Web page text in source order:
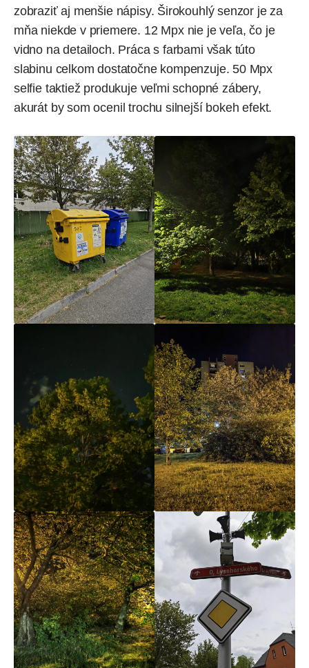
zobraziť aj menšie nápisy. Širokouhlý senzor je za
mňa niekde v priemere. 12 Mpx nie je veľa, čo je
vidno na detailoch. Práca s farbami však túto
slabinu celkom dostatočne kompenzuje. 50 Mpx
selfie taktiež produkuje veľmi schopné zábery,
akurát by som ocenil trochu silnejší bokeh efekt.